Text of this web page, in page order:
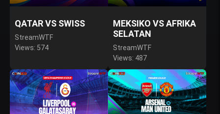
QATAR VS SWISS
StreamWTF
Views: 574
MEKSIKO VS AFRIKA
SELATAN
StreamWTF
Views: 487